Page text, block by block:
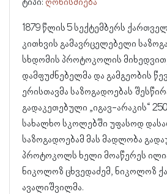
ტიპი: ღონისძიება
1879 წლის 5 სექტემბერს
კითხვის გამავრცელებელი
სხდომის პროტოკოლის
დამფუძნებელმა და გამგეობის
ერისთავმა საზოგადოებას
გადაკეთებული „იგავ-არაკის“
სახალხო სკოლებში უფასოდ
საზოგადოებამ მას მადლობა
პროტოკოლს ხელი მოაწერეს ილია
ნიკოლოზ ცხვედაძემ, ნიკოლოზ
ავალიშვილმა.